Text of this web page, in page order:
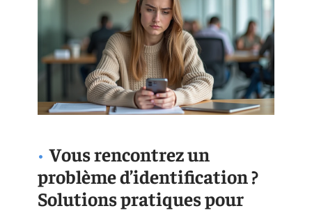
Vous rencontrez un
problème d’identification ?
Solutions pratiques pour